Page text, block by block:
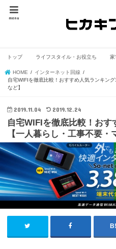
menu
トップ ライフスタイル・お役立ち 家
HOME
インターネット回線
自宅WIFIを徹底比較！おすすめ人気ランキン
など】
2019.11.04 2019.12.24
自宅WIFIを徹底比較！おす
【一人暮らし・工事不要・